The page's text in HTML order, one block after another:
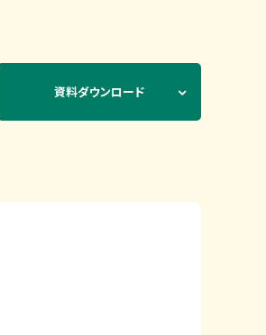
資料ダウンロード